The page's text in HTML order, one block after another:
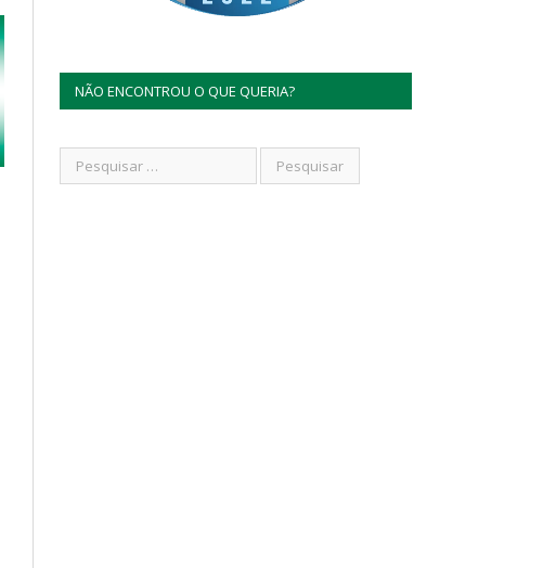
NÃO ENCONTROU O QUE QUERIA?